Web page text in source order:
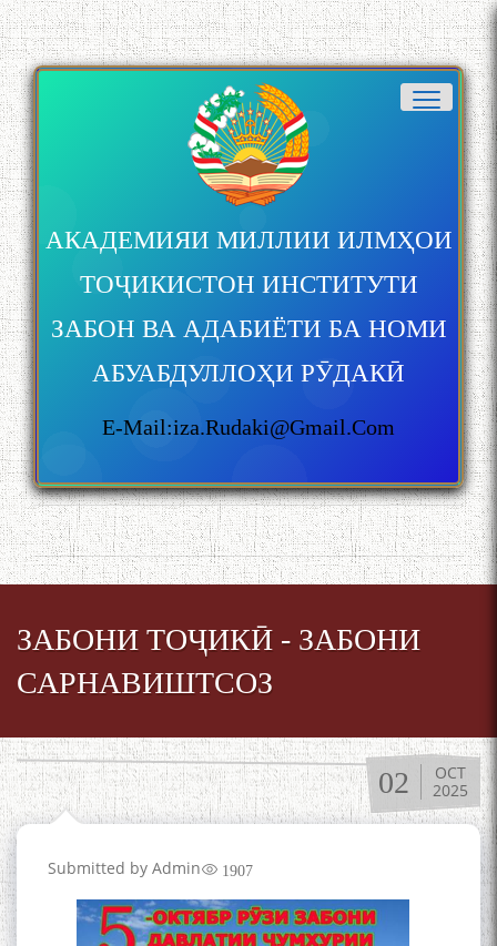
АКАДЕМИЯИ МИЛЛИИ ИЛМҲОИ
ТОҶИКИСТОН ИНСТИТУТИ
ЗАБОН ВА АДАБИЁТИ БА НОМИ
АБУАБДУЛЛОҲИ РӮДАКӢ
E-Mail:iza.rudaki@gmail.com
ЗАБОНИ ТОҶИКӢ - ЗАБОНИ
САРНАВИШТСОЗ
02
OCT
2025
Submitted by Admin 1907